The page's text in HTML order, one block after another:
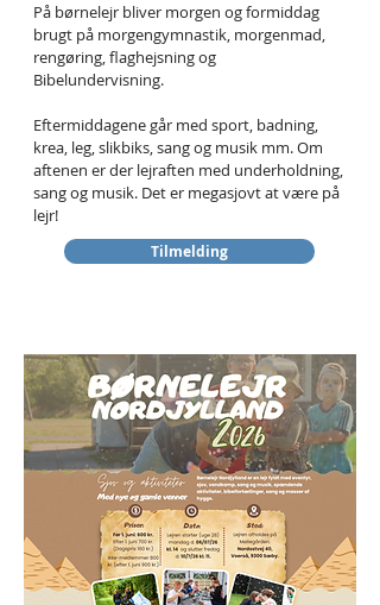
På børnelejr bliver morgen og formiddag
brugt på morgengymnastik, morgenmad,
rengøring, flaghejsning og
Bibelundervisning.
Eftermiddagene går med sport, badning,
krea, leg, slikbiks, sang og musik mm. Om
aftenen er der lejraften med underholdning,
sang og musik. Det er megasjovt at være på
lejr!
Tilmelding